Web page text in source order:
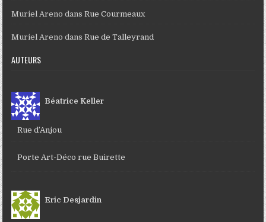
Muriel Areno dansRue Courmeaux
Muriel Areno dansRue de Talleyrand
AUTEURS
Béatrice Keller
Rue d’Anjou
Porte Art-Déco rue Buirette
Eric Desjardin